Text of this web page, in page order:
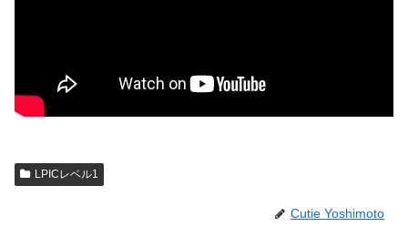
LPICレベル1
Cutie Yoshimoto